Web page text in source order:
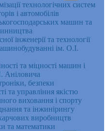
технологічних систем
і автомобілів
машин та
інженерії та технології
ім. О.І.
та міцності машин і
Аніловича
безпеки
та управління якістю
виховання і спорту
та інжинірингу
виробництв
та математики